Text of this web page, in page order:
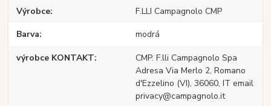
Výrobce F.LLI Campagnolo CMP
Barva modrá
výrobce KONTAKT
CMP. F.lli Campagnolo Spa
Adresa Via Merlo 2, Romano
d'Ezzelino (VI), 36060, IT email
privacy@campagnolo.it